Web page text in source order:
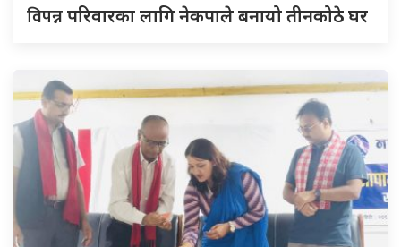
विपन्नपरिवारका लागि नेकपाले बनायो तीनकोठे घर